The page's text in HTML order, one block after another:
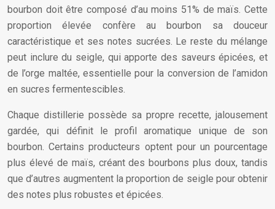
bourbon doit être composé d’au moins 51% de maïs. Cette
proportion élevée confère au bourbon sa douceur
caractéristique et ses notes sucrées. Le reste du mélange
peut inclure du seigle, qui apporte des saveurs épicées, et
de l’orge maltée, essentielle pour la conversion de l’amidon
en sucres fermentescibles.
Chaque distillerie possède sa propre recette, jalousement
gardée, qui définit le profil aromatique unique de son
bourbon. Certains producteurs optent pour un pourcentage
plus élevé de maïs, créant des bourbons plus doux, tandis
que d’autres augmentent la proportion de seigle pour obtenir
des notes plus robustes et épicées.